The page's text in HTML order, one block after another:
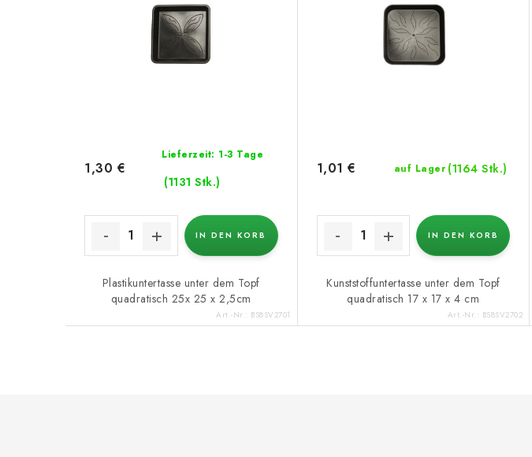
Lieferzeit: 1-3 Tage
(1131 Stk.)
1,30 €
IN DEN KORB
Plastikuntertasse unter dem Topf
quadratisch 25x 25 x 2,5cm
Art.-Nr.: BS8SV2701
auf Lager (1164 Stk.)
1,01 €
IN DEN KORB
Kunststoffuntertasse unter dem Topf
quadratisch 17 x 17 x 4 cm
Art.-Nr.: BS8SV2702